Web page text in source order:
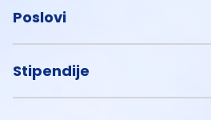
Poslovi
Stipendije